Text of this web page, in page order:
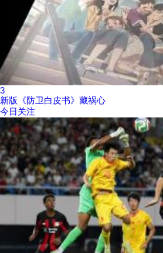
3
新版《防卫白皮书》藏祸心
今日关注